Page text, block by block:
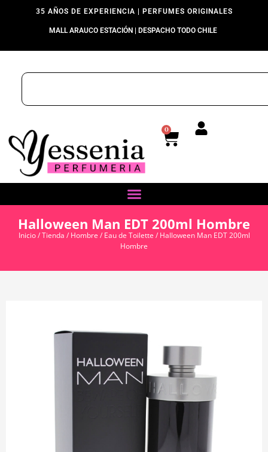
35 AÑOS DE EXPERIENCIA | PERFUMES ORIGINALES
MALL ARAUCO ESTACIÓN | DESPACHO TODO CHILE
0
Halloween Man EDT 200ml Hombre
Inicio/Tienda / Hombre / Eau de Toilette / Halloween Man EDT 200ml
Hombre